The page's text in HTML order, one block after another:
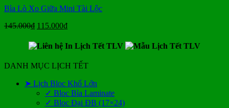
Bìa Lò Xo Giữa Mini Tài Lộc
145.000₫ Giá
là:
145.000₫.
115.000₫Giá
tại
115.000₫.
DANH MỤC LỊCH TẾT
➤ Lịch Bloc Khổ Lớn
✓ Bloc Bìa Laminate
✓ Bloc Đại ĐB (17×24)